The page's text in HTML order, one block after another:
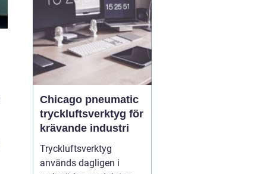
bistron och sportbarer
Chicago pneumatic
tryckluftsverktyg för
krävande industri
Tryckluftsverktyg
används dagligen i